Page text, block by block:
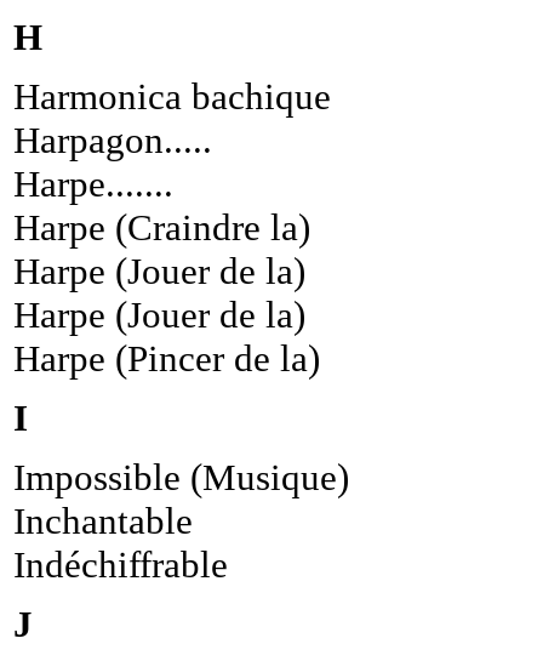
H
Harmonica bachique
Harpagon.....
Harpe.......
Harpe (Craindre la)
Harpe (Jouer de la)
Harpe (Jouer de la)
Harpe (Pincer de la)
I
Impossible (Musique)
Inchantable
Indéchiffrable
J